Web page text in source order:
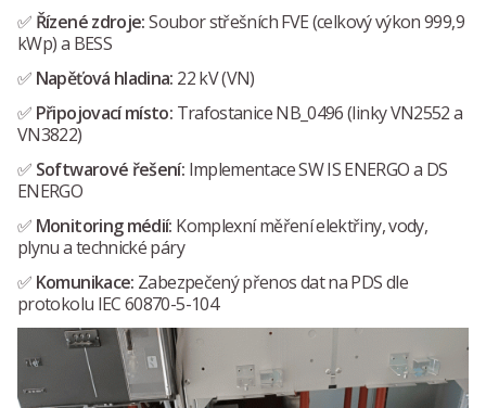
✅ Řízené zdroje:Soubor střešních FVE (celkový výkon 999,9
kWp) a BESS
✅ Napěťová hladina: 22 kV (VN)
✅ Připojovací místo: Trafostanice NB_0496 (linky VN2552 a
VN3822)
✅ Softwarové řešení: Implementace SW IS ENERGO a DS
ENERGO
✅ Monitoring médií: Komplexní měření elektřiny, vody,
plynu a technické páry
✅ Komunikace: Zabezpečený přenos dat na PDS dle
protokolu IEC 60870-5-104